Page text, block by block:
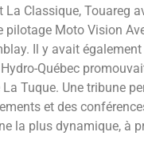
La Classique, Touareg
pilotage Moto Vision
Il y avait
Québec
Tuque. Une tribune
et des
la plus dynamique, à